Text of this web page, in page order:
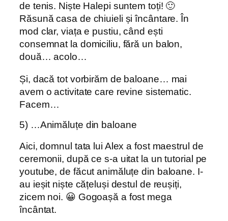
de tenis. Niște Halepi suntem toți! 🙂
Răsună casa de chiuieli și încântare. În
mod clar, viața e pustiu, când ești
consemnat la domiciliu, fără un balon,
două… acolo…
Și, dacă tot vorbirăm de baloane… mai
avem o activitate care revine sistematic.
Facem…
5) …Animăluțe din baloane
Aici, domnul tata lui Alex a fost maestrul de
ceremonii, după ce s-a uitat la un tutorial pe
youtube, de făcut animăluțe din baloane. I-
au ieșit niște cățeluși destul de reușiți,
zicem noi. 😀 Gogoașă a fost mega
încântat.